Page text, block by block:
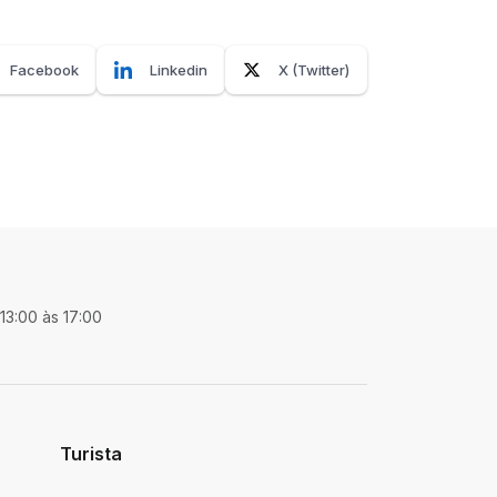
Facebook Linkedin X (Twitter)
às 17:00
Turista